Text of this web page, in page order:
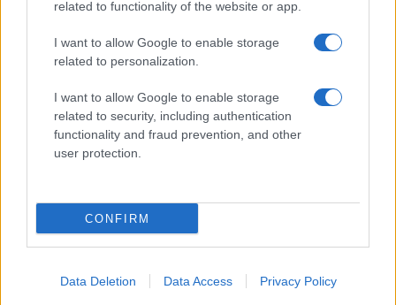
related to functionality of the website or app.
I want to allow Google to enable storage
related to personalization.
I want to allow Google to enable storage
related to security, including authentication
functionality and fraud prevention, and other
user protection.
CONFIRM
Data Deletion Data Access Privacy Policy
LEGOLVASOTTABB
foci-Eb jegyeire
Egyetem
Tavaly 83,3 milliárd forint kutatás-
fejlesztési és innovációs támogatást